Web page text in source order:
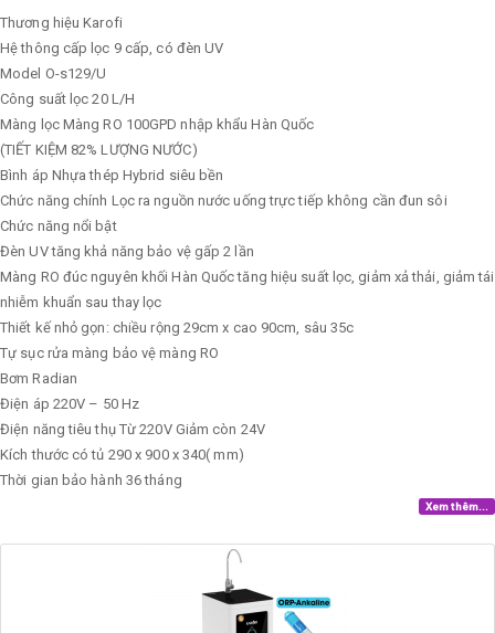
Thương hiệu Karofi
Hệ thông cấp lọc 9 cấp, có đèn UV
Model O-s129/U
Công suất lọc 20 L/H
Màng lọc Màng RO 100GPD nhập khẩu Hàn Quốc
(TIẾT KIỆM 82% LƯỢNG NƯỚC)
Bình áp Nhựa thép Hybrid siêu bền
Chức năng chính Lọc ra nguồn nước uống trực tiếp không cần đun sôi
Chức năng nổi bật
Đèn UV tăng khả năng bảo vệ gấp 2 lần
Màng RO đúc nguyên khối Hàn Quốc tăng hiệu suất lọc, giảm xả thải, giảm tái
nhiễm khuẩn sau thay lọc
Thiết kế nhỏ gọn: chiều rộng 29cm x cao 90cm, sâu 35c
Tự sục rửa màng bảo vệ màng RO
Bơm Radian
Điện áp 220V – 50 Hz
Điện năng tiêu thụ Từ 220V Giảm còn 24V
Kích thước có tủ 290 x 900 x 340( mm)
Thời gian bảo hành 36 tháng
Xem thêm...